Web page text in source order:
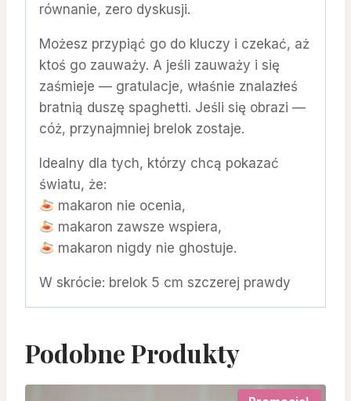
równanie, zero dyskusji.
Możesz przypiąć go do kluczy i czekać, aż
ktoś go zauważy. A jeśli zauważy i się
zaśmieje — gratulacje, właśnie znalazłeś
bratnią duszę spaghetti. Jeśli się obrazi —
cóż, przynajmniej brelok zostaje.
Idealny dla tych, którzy chcą pokazać
światu, że:
makaron nie ocenia,
makaron zawsze wspiera,
makaron nigdy nie ghostuje.
W skrócie: brelok 5 cm szczerej prawdy
Podobne Produkty